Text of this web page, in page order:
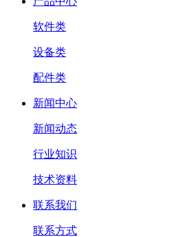
软件类
设备类
配件类
新闻中心
新闻动态
行业知识
技术资料
联系我们
联系方式